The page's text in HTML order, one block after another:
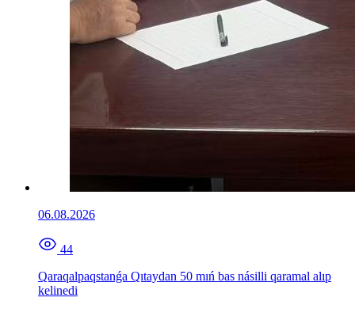
06.08.2026
44
Qaraqalpaqstanǵa Qıtaydan 50 mıń bas násilli qaramal alıp
kelinedi